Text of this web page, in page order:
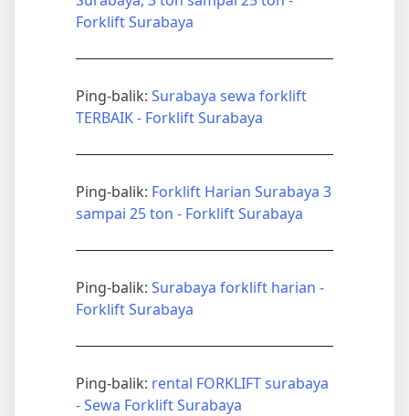
Forklift Surabaya
Ping-balik: Surabaya sewa forklift
TERBAIK - Forklift Surabaya
Ping-balik: Forklift Harian Surabaya 3
sampai 25 ton - Forklift Surabaya
Ping-balik: Surabaya forklift harian -
Forklift Surabaya
Ping-balik: rental FORKLIFT surabaya
- Sewa Forklift Surabaya